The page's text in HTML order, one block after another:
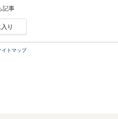
記事
り
イトマップ